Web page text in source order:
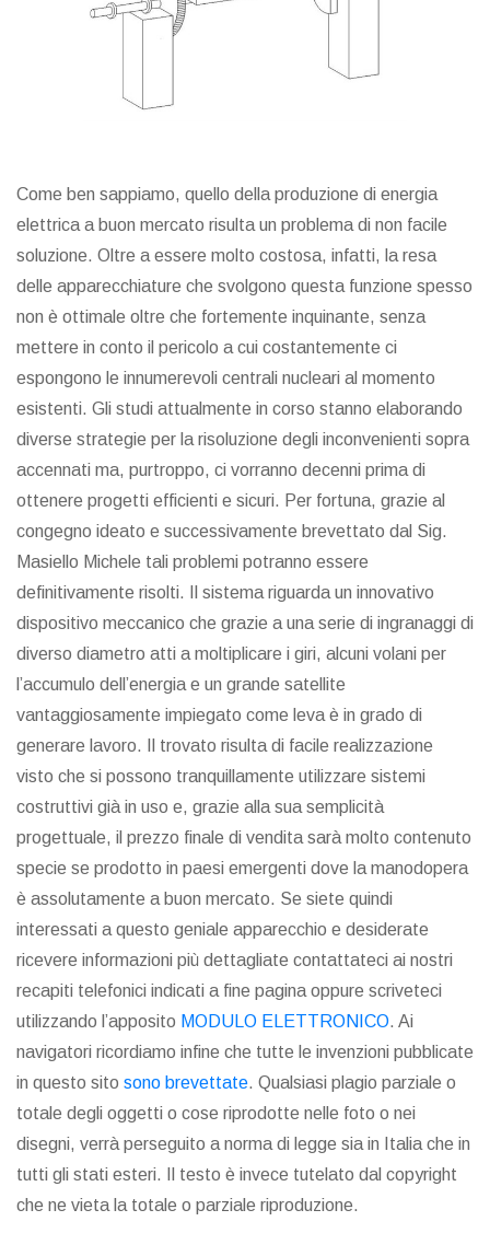
Come ben sappiamo, quello della produzione di energia
elettrica a buon mercato risulta un problema di non facile
soluzione. Oltre a essere molto costosa, infatti, la resa
delle apparecchiature che svolgono questa funzione spesso
non è ottimale oltre che fortemente inquinante, senza
mettere in conto il pericolo a cui costantemente ci
espongono le innumerevoli centrali nucleari al momento
esistenti. Gli studi attualmente in corso stanno elaborando
diverse strategie per la risoluzione degli inconvenienti sopra
accennati ma, purtroppo, ci vorranno decenni prima di
ottenere progetti efficienti e sicuri. Per fortuna, grazie al
congegno ideato e successivamente brevettato dal Sig.
Masiello Michele tali problemi potranno essere
definitivamente risolti. Il sistema riguarda un innovativo
dispositivo meccanico che grazie a una serie di ingranaggi di
diverso diametro atti a moltiplicare i giri, alcuni volani per
l’accumulo dell’energia e un grande satellite
vantaggiosamente impiegato come leva è in grado di
generare lavoro. Il trovato risulta di facile realizzazione
visto che si possono tranquillamente utilizzare sistemi
costruttivi già in uso e, grazie alla sua semplicità
progettuale, il prezzo finale di vendita sarà molto contenuto
specie se prodotto in paesi emergenti dove la manodopera
è assolutamente a buon mercato. Se siete quindi
interessati a questo geniale apparecchio e desiderate
ricevere informazioni più dettagliate contattateci ai nostri
recapiti telefonici indicati a fine pagina oppure scriveteci
utilizzando l’apposito MODULO ELETTRONICO. Ai
navigatori ricordiamo infine che tutte le invenzioni pubblicate
in questo sito sono brevettate. Qualsiasi plagio parziale o
totale degli oggetti o cose riprodotte nelle foto o nei
disegni, verrà perseguito a norma di legge sia in Italia che in
tutti gli stati esteri. Il testo è invece tutelato dal copyright
che ne vieta la totale o parziale riproduzione.